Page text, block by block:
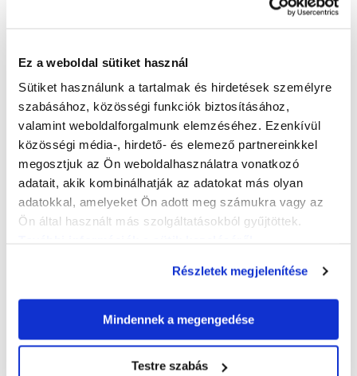
Ez a weboldal sütiket használ
Sütiket használunk a tartalmak és hirdetések személyre
szabásához, közösségi funkciók biztosításához,
valamint weboldalforgalmunk elemzéséhez. Ezenkívül
közösségi média-, hirdető- és elemező partnereinkkel
megosztjuk az Ön weboldalhasználatra vonatkozó
adatait, akik kombinálhatják az adatokat más olyan
adatokkal, amelyeket Ön adott meg számukra vagy az
Ön által használt más szolgáltatásokból gyűjtöttek.
Részletek megjelenítése
Mindennek a megengedése
Testre szabás
75 éve született Plácido Domingo
legendás „Három Tenor” egyike, aki még a mai
napig is aktív (Luciano Pavarotti2007-ben
meghalt,José Carreraspedig betegséggel küzd,
immár csupán kevés fellépést vállal).